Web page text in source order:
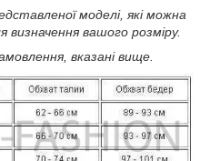
моделі, які можна
вашого розміру.
вказані вище.